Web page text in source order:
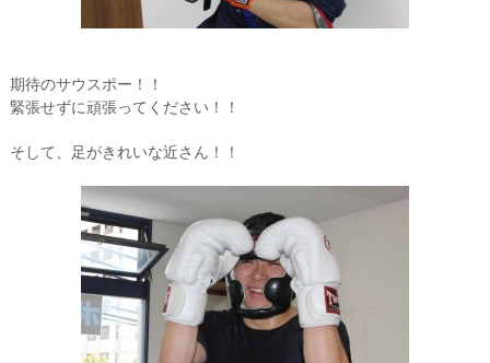
期待のサウスポー！！
緊張せずに頑張ってください！！
そして、足がきれいな近さん！！